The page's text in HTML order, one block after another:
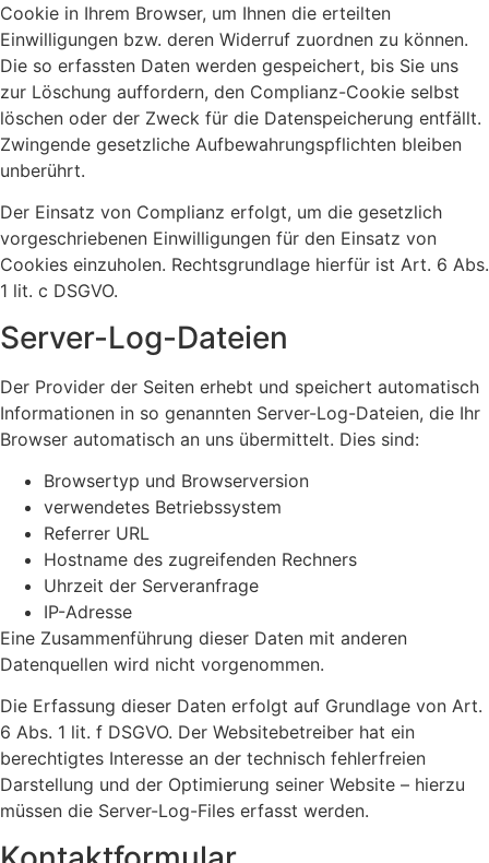
Cookie in Ihrem Browser, um Ihnen die erteilten
Einwilligungen bzw. deren Widerruf zuordnen zu können.
Die so erfassten Daten werden gespeichert, bis Sie uns
zur Löschung auffordern, den Complianz-Cookie selbst
löschen oder der Zweck für die Datenspeicherung entfällt.
Zwingende gesetzliche Aufbewahrungspflichten bleiben
unberührt.
Der Einsatz von Complianz erfolgt, um die gesetzlich
vorgeschriebenen Einwilligungen für den Einsatz von
Cookies einzuholen. Rechtsgrundlage hierfür ist Art. 6 Abs.
1 lit. c DSGVO.
Server-Log-Dateien
Der Provider der Seiten erhebt und speichert automatisch
Informationen in so genannten Server-Log-Dateien, die Ihr
Browser automatisch an uns übermittelt. Dies sind:
Browsertyp und Browserversion
verwendetes Betriebssystem
Referrer URL
Hostname des zugreifenden Rechners
Uhrzeit der Serveranfrage
IP-Adresse
Eine Zusammenführung dieser Daten mit anderen
Datenquellen wird nicht vorgenommen.
Die Erfassung dieser Daten erfolgt auf Grundlage von Art.
6 Abs. 1 lit. f DSGVO. Der Websitebetreiber hat ein
berechtigtes Interesse an der technisch fehlerfreien
Darstellung und der Optimierung seiner Website – hierzu
müssen die Server-Log-Files erfasst werden.